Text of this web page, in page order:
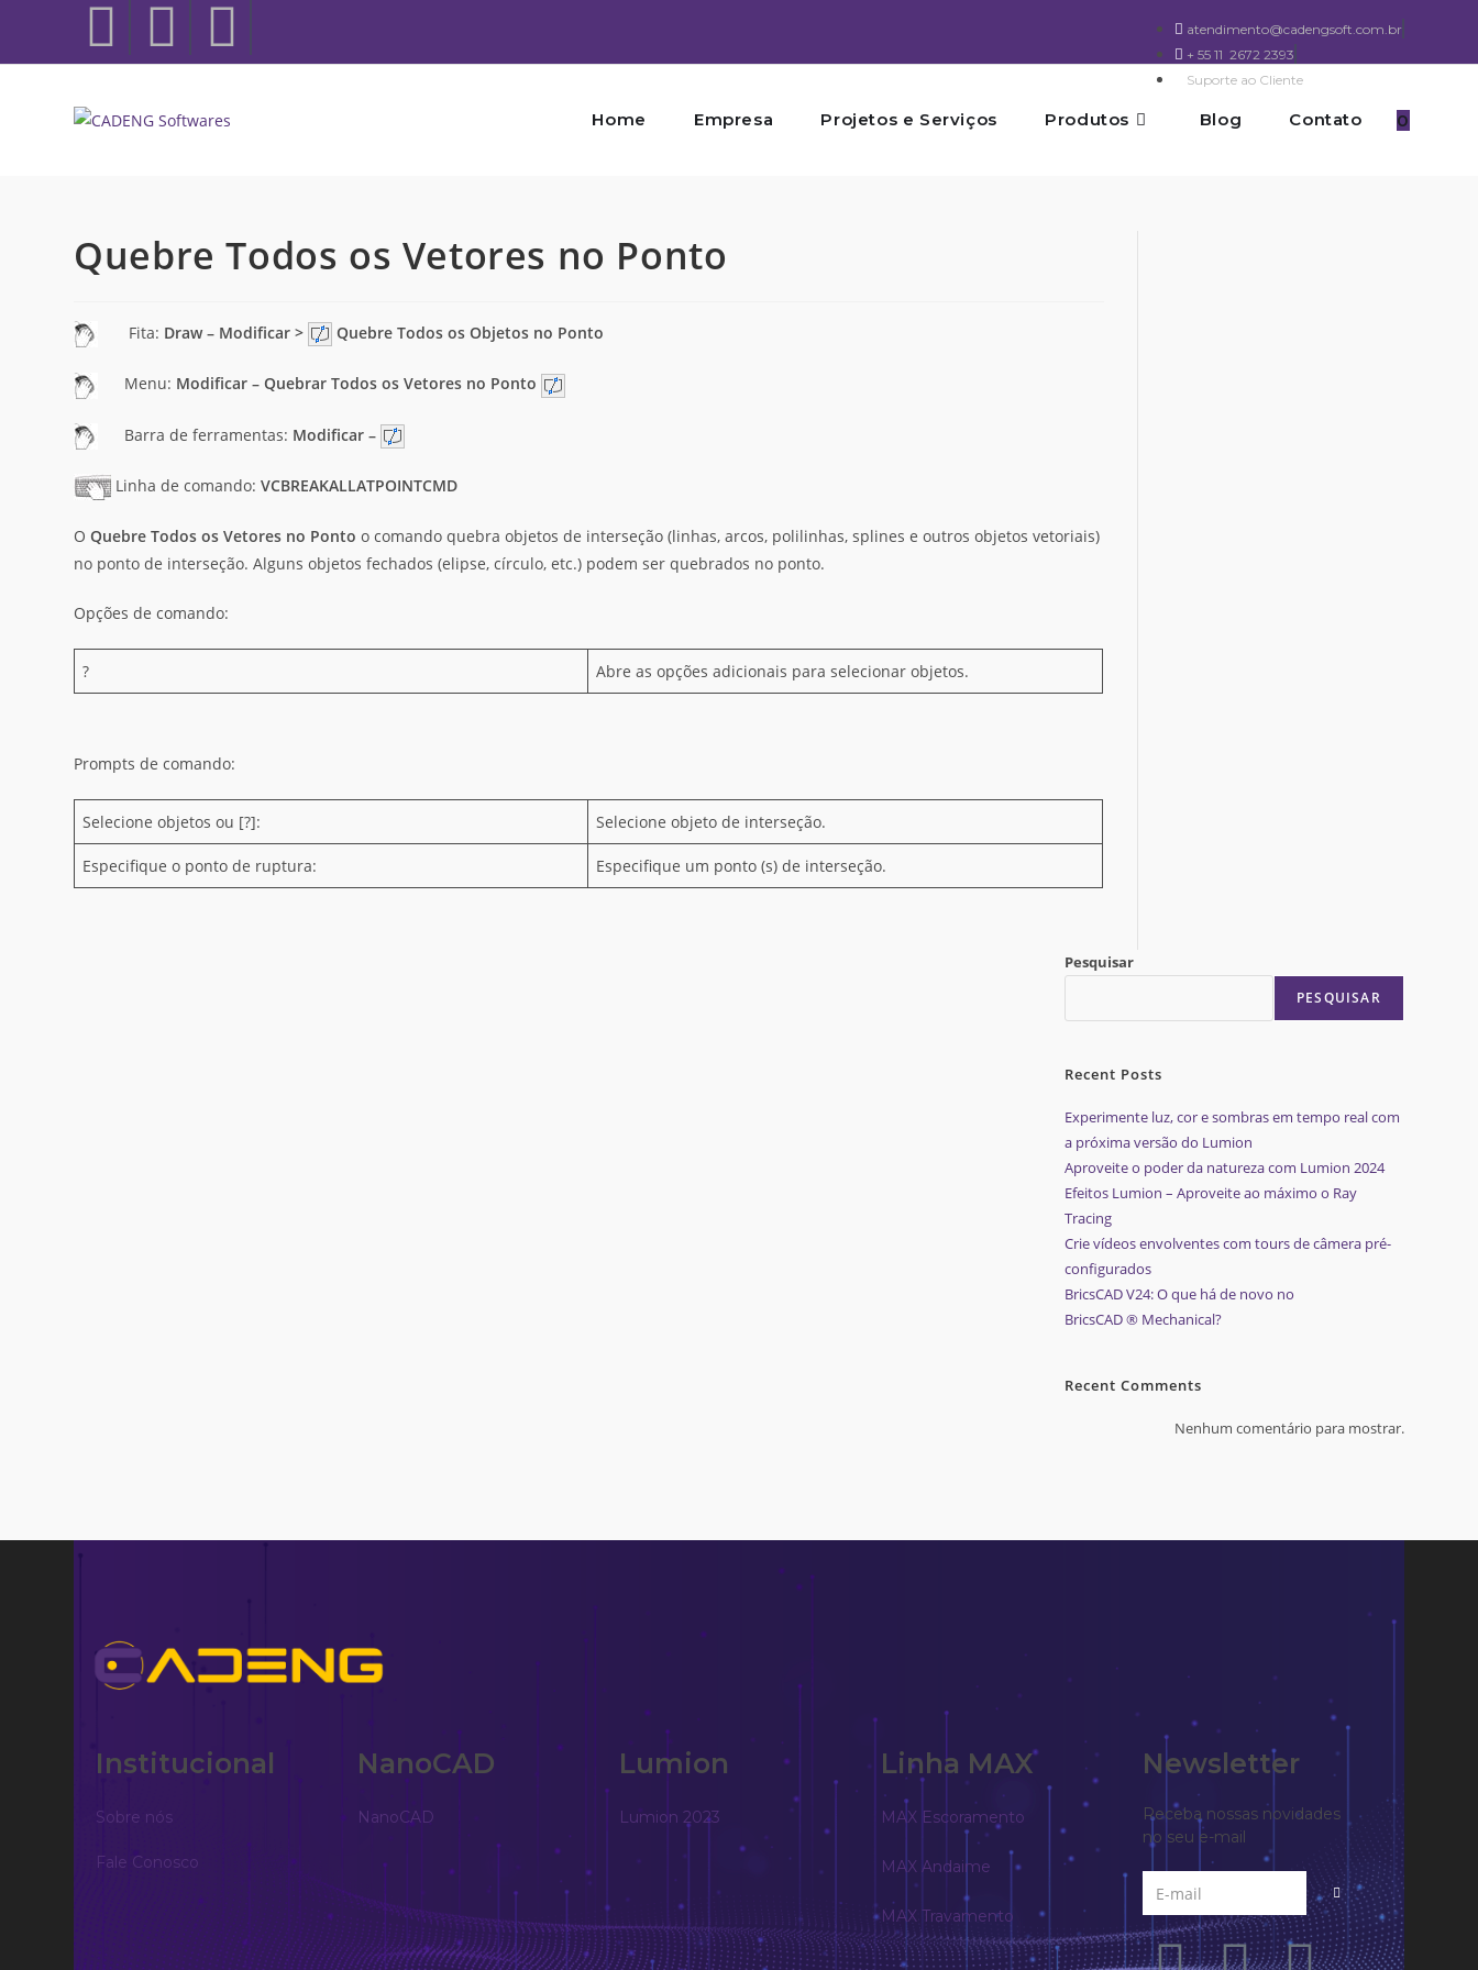
atendimento@cadengsoft.com.br
+ 55 11 2672 2393
Suporte ao Cliente
Home Empresa Projetos e Serviços Produtos Blog Contato 0
Quebre Todos os Vetores no Ponto
Fita: Draw – Modificar > Quebre Todos os Objetos no Ponto
Menu: Modificar – Quebrar Todos os Vetores no Ponto
Barra de ferramentas: Modificar –
Linha de comando:VCBREAKALLATPOINTCMD
OQuebre Todos os Vetores no Ponto o comando quebra objetos de interseção (linhas, arcos, polilinhas, splines e outros objetos vetoriais)
no ponto de interseção. Alguns objetos fechados (elipse, círculo, etc.) podem ser quebrados no ponto.
Opções de comando:
? Abre as opções adicionais para selecionar objetos.
Prompts de comando:
Selecione objetos ou [?]: Selecione objeto de interseção.
Especifique o ponto de ruptura: Especifique um ponto (s) de interseção.
Pesquisar
PESQUISAR
Recent Posts
Experimente luz, cor e sombras em tempo real com
a próxima versão do Lumion
Aproveite o poder da natureza com Lumion 2024
Efeitos Lumion – Aproveite ao máximo o Ray
Tracing
Crie vídeos envolventes com tours de câmera pré-
configurados
BricsCAD V24: O que há de novo no
BricsCAD ® Mechanical?
Recent Comments
Nenhum comentário para mostrar.
Institucional
Sobre nós
Fale Conosco
NanoCAD
NanoCAD
Lumion
Lumion 2023
Linha MAX
MAX Escoramento
MAX Andaime
MAX Travamento
Newsletter
Receba nossas novidades
no seu e-mail